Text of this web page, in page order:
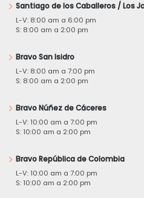
Santiago de los Caballeros / Los
L-V: 8:00 am a 6:00 pm
S: 8:00 am a 2:00 pm
Bravo San Isidro
L-V: 8:00 am a 7:00 pm
S: 8:00 am a 2:00 pm
Bravo Núñez de Cáceres
L-V: 10:00 am a 7:00 pm
S: 10:00 am a 2:00 pm
Bravo República de Colombia
L-V: 10:00 am a 7:00 pm
S: 10:00 am a 2:00 pm